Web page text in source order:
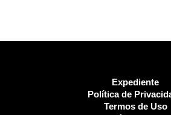
Expediente
Política de
Termos de Uso